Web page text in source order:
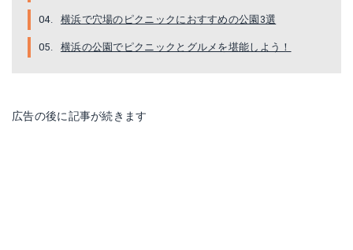
横浜で穴場のピクニックにおすすめの公園3選
横浜の公園でピクニックとグルメを堪能しよう！
広告の後に記事が続きます